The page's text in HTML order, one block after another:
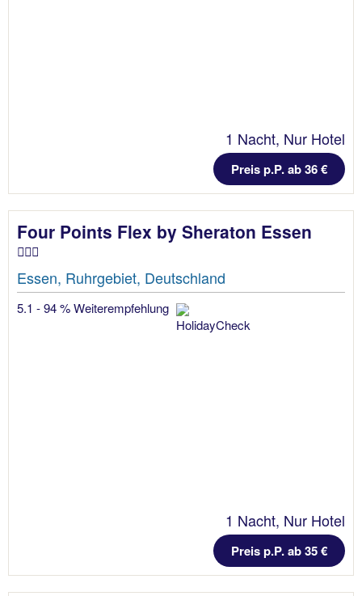
1 Nacht, Nur Hotel
Preis p.P. ab 36 €
Four Points Flex by Sheraton Essen
Essen, Ruhrgebiet, Deutschland
5.1 - 94 % Weiterempfehlung
1 Nacht, Nur Hotel
Preis p.P. ab 35 €